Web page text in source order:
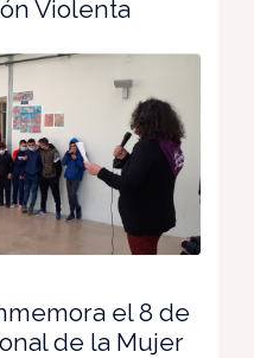
Violenta
el 8 de
de la Mujer